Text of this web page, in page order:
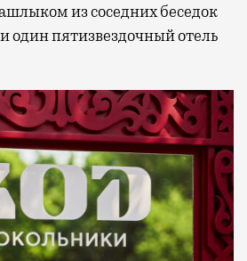
из соседних беседок
один пятизвездочный отель